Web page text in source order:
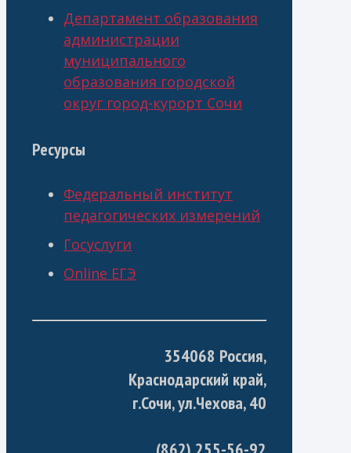
Департамент образования
администрации
муниципального
образования городской
округ город-курорт Сочи
Ресурсы
Федеральный институт
педагогических измерений
Госуслуги
Online ЕГЭ
354068 Россия,
Краснодарский край,
г.Сочи, ул.Чехова, 40